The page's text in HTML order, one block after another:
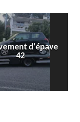
d'épave
42